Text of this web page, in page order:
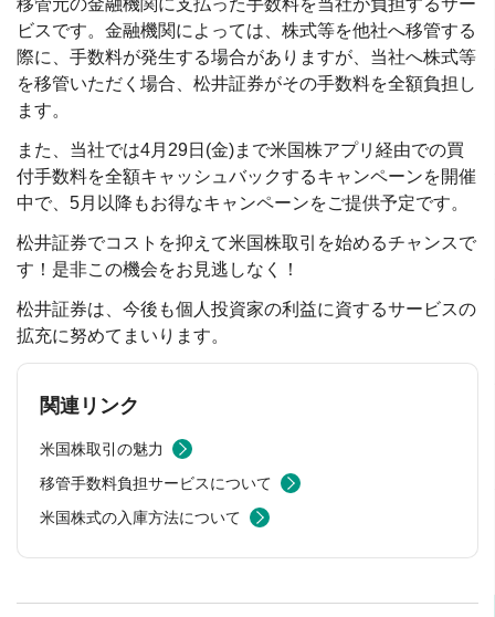
移管元の金融機関に支払った手数料を当社が負担するサー
ビスです。金融機関によっては、株式等を他社へ移管する
際に、手数料が発生する場合がありますが、当社へ株式等
を移管いただく場合、松井証券がその手数料を全額負担し
ます。
また、当社では4月29日(金)まで米国株アプリ経由での買
付手数料を全額キャッシュバックするキャンペーンを開催
中で、5月以降もお得なキャンペーンをご提供予定です。
松井証券でコストを抑えて米国株取引を始めるチャンスで
す！是非この機会をお見逃しなく！
松井証券は、今後も個人投資家の利益に資するサービスの
拡充に努めてまいります。
関連リンク
米国株取引の魅力
移管手数料負担サービスについて
米国株式の入庫方法について